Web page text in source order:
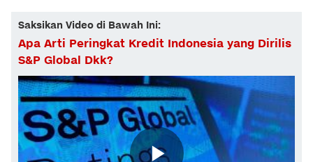
Saksikan Video di Bawah Ini:
Apa Arti Peringkat Kredit Indonesia yang Dirilis
S&P Global Dkk?